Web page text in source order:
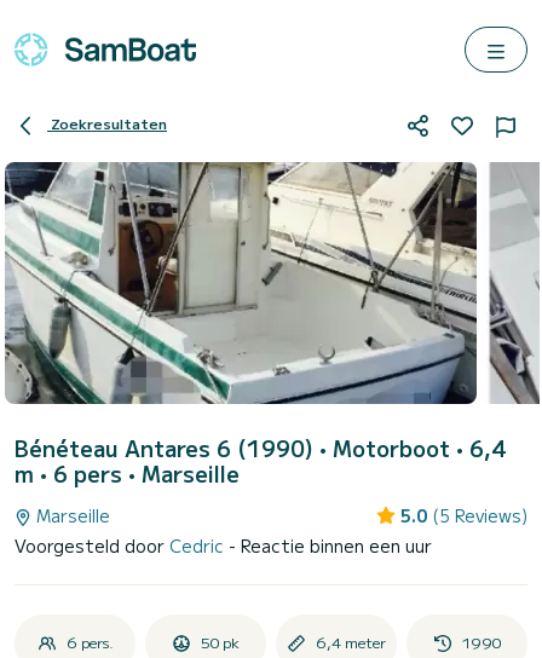
Zoekresultaten
Bénéteau Antares 6 (1990) • Motorboot • 6,4
m • 6 pers • Marseille
Marseille 5.0 (5 Reviews)
Voorgesteld door Cedric - Reactie binnen een uur
6 pers. 50 pk 6,4 meter 1990